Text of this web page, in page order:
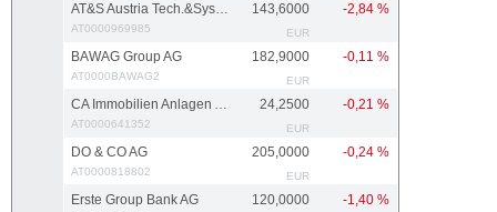
AT&S Austria Tech.&Systemtech.
AT0000969985
143,6000
EUR
-2,84 %
BAWAG Group AG
AT0000BAWAG2
182,9000
EUR
-0,11 %
CA Immobilien Anlagen AG
AT0000641352
24,2500
EUR
-0,21 %
DO & CO AG
AT0000818802
205,0000
EUR
-0,24 %
Erste Group Bank AG 120,0000 -1,40 %